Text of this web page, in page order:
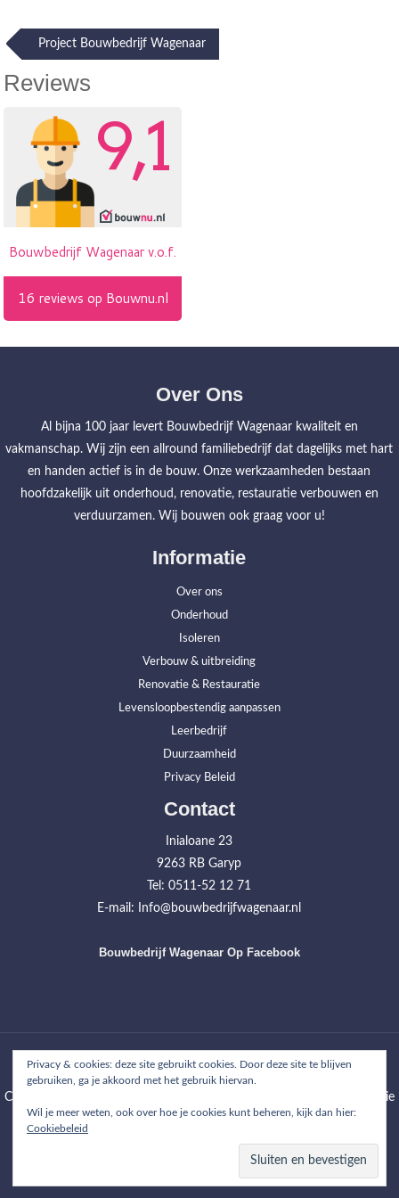
Post
navigation
Project Bouwbedrijf Wagenaar
Reviews
Over Ons
Al bijna 100 jaar levert Bouwbedrijf Wagenaar kwaliteit en
vakmanschap. Wij zijn een allround familiebedrijf dat dagelijks met hart
en handen actief is in de bouw. Onze werkzaamheden bestaan
hoofdzakelijk uit onderhoud, renovatie, restauratie verbouwen en
verduurzamen. Wij bouwen ook graag voor u!
Informatie
Over ons
Onderhoud
Isoleren
Verbouw & uitbreiding
Renovatie & Restauratie
Levensloopbestendig aanpassen
Leerbedrijf
Duurzaamheid
Privacy Beleid
Contact
Inialoane 23
9263 RB Garyp
Tel: 0511-52 12 71
E-mail: Info@bouwbedrijfwagenaar.nl
Bouwbedrijf Wagenaar Op Facebook
Home Werkzaamheden Projecten Over ons Contact
Copyright © 2026
| WordPress Theme: Wimpie
Lite by8degree Themes
Privacy & cookies: deze site gebruikt cookies. Door deze site te blijven
gebruiken, ga je akkoord met het gebruik hiervan.
Wil je meer weten, ook over hoe je cookies kunt beheren, kijk dan hier:
Cookiebeleid